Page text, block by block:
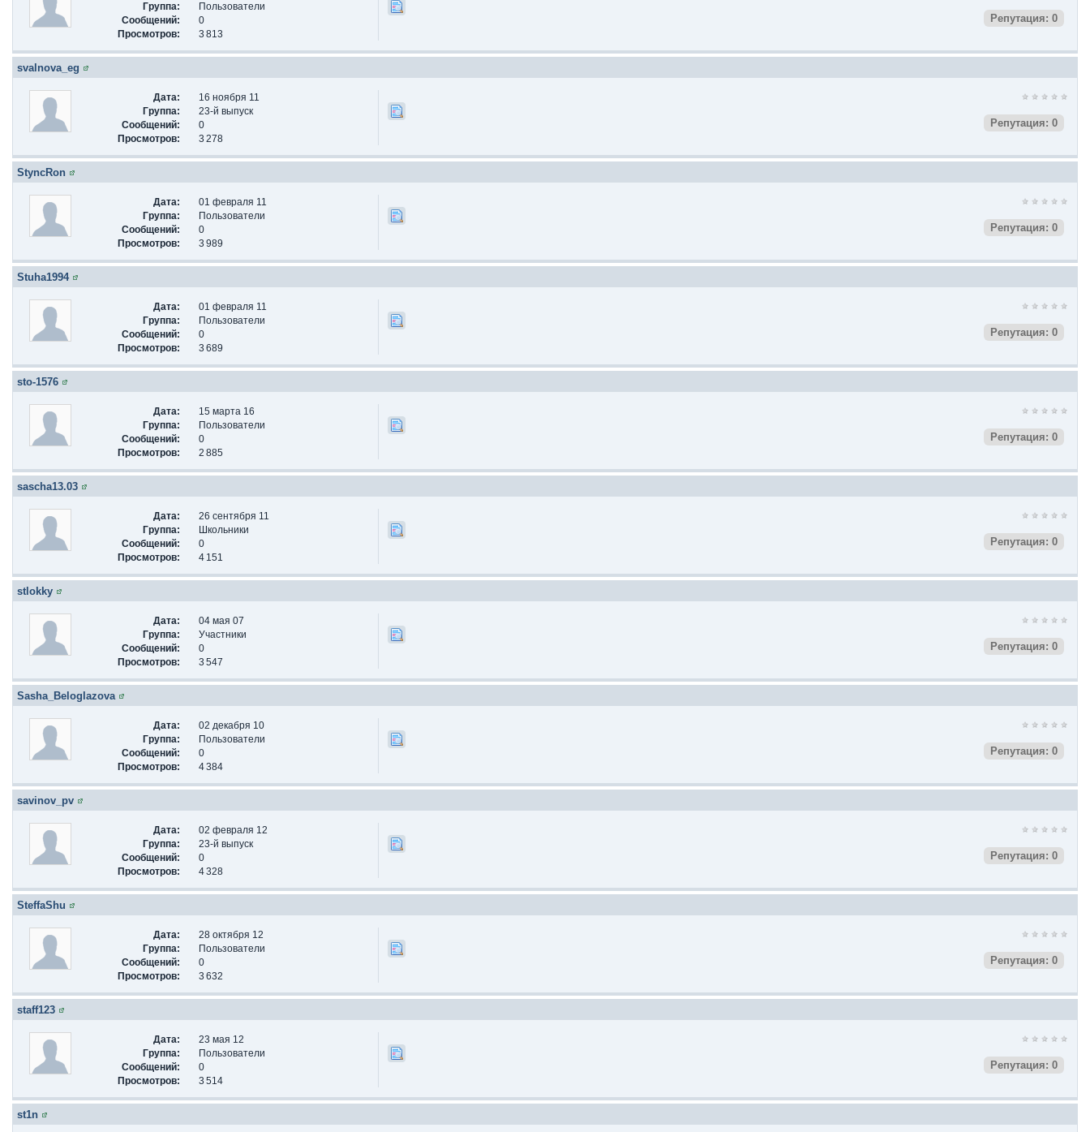
Группа:
Пользователи
Сообщений:
0
Просмотров:
3 813
Репутация: 0
svalnova_eg
Дата:
16 ноября 11
Группа:
23-й выпуск
Сообщений:
0
Просмотров:
3 278
Репутация: 0
StyncRon
Дата:
01 февраля 11
Группа:
Пользователи
Сообщений:
0
Просмотров:
3 989
Репутация: 0
Stuha1994
Дата:
01 февраля 11
Группа:
Пользователи
Сообщений:
0
Просмотров:
3 689
Репутация: 0
sto-1576
Дата:
15 марта 16
Группа:
Пользователи
Сообщений:
0
Просмотров:
2 885
Репутация: 0
sascha13.03
Дата:
26 сентября 11
Группа:
Школьники
Сообщений:
0
Просмотров:
4 151
Репутация: 0
stlokky
Дата:
04 мая 07
Группа:
Участники
Сообщений:
0
Просмотров:
3 547
Репутация: 0
Sasha_Beloglazova
Дата:
02 декабря 10
Группа:
Пользователи
Сообщений:
0
Просмотров:
4 384
Репутация: 0
savinov_pv
Дата:
02 февраля 12
Группа:
23-й выпуск
Сообщений:
0
Просмотров:
4 328
Репутация: 0
SteffaShu
Дата:
28 октября 12
Группа:
Пользователи
Сообщений:
0
Просмотров:
3 632
Репутация: 0
staff123
Дата:
23 мая 12
Группа:
Пользователи
Сообщений:
0
Просмотров:
3 514
Репутация: 0
st1n